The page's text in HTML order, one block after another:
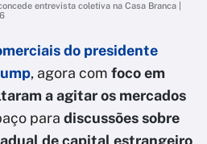
entrevista coletiva na Casa Branca |
do presidente
, agora com foco em
a agitar os mercados
para discussões sobre
de capital estrangeiro